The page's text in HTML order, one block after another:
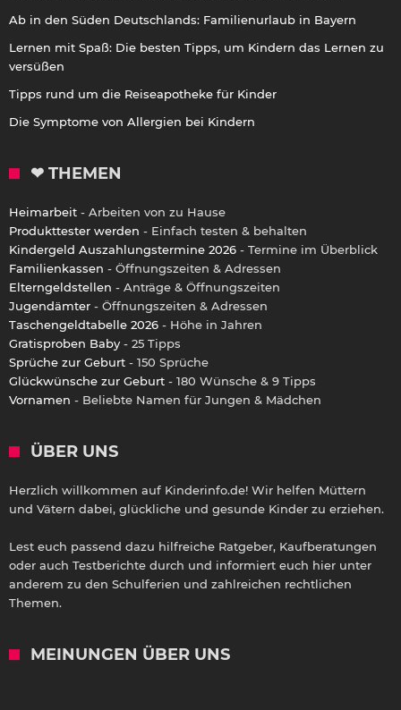
Ab in den Süden Deutschlands: Familienurlaub in Bayern
Lernen mit Spaß: Die besten Tipps, um Kindern das Lernen zu
versüßen
Tipps rund um die Reiseapotheke für Kinder
Die Symptome von Allergien bei Kindern
❤ THEMEN
Heimarbeit - Arbeiten von zu Hause
Produkttester werden - Einfach testen & behalten
Kindergeld Auszahlungstermine 2026 - Termine im Überblick
Familienkassen - Öffnungszeiten & Adressen
Elterngeldstellen - Anträge & Öffnungszeiten
Jugendämter - Öffnungszeiten & Adressen
Taschengeldtabelle 2026 - Höhe in Jahren
Gratisproben Baby - 25 Tipps
Sprüche zur Geburt - 150 Sprüche
Glückwünsche zur Geburt - 180 Wünsche & 9 Tipps
Vornamen - Beliebte Namen für Jungen & Mädchen
ÜBER UNS
Herzlich willkommen auf Kinderinfo.de! Wir helfen Müttern
und Vätern dabei, glückliche und gesunde Kinder zu erziehen.
Lest euch passend dazu hilfreiche Ratgeber, Kaufberatungen
oder auch Testberichte durch und informiert euch hier unter
anderem zu den Schulferien und zahlreichen rechtlichen
Themen.
MEINUNGEN ÜBER UNS